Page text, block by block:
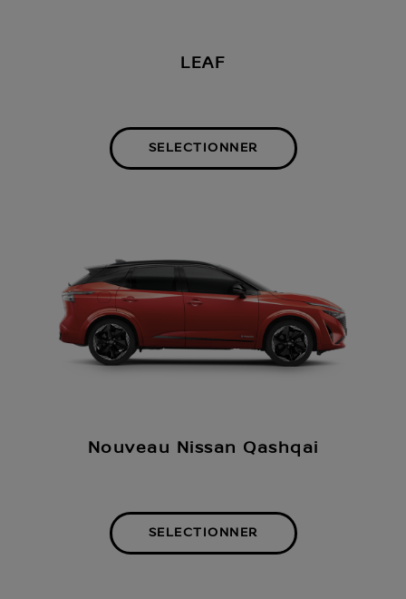
LEAF
SELECTIONNER
Nouveau Nissan Qashqai
SELECTIONNER